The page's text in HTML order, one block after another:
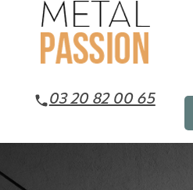
03 20 82 00 65
Panneau de gestion des cookies